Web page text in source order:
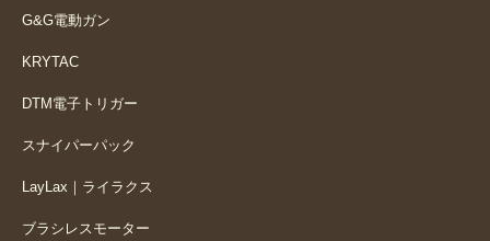
G&G電動ガン
KRYTAC
DTM電子トリガー
スナイパーパック
LayLax｜ライラクス
ブラシレスモーター